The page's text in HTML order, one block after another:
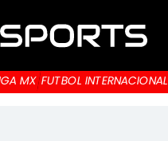
MX FUTBOL INTERNACIONAL